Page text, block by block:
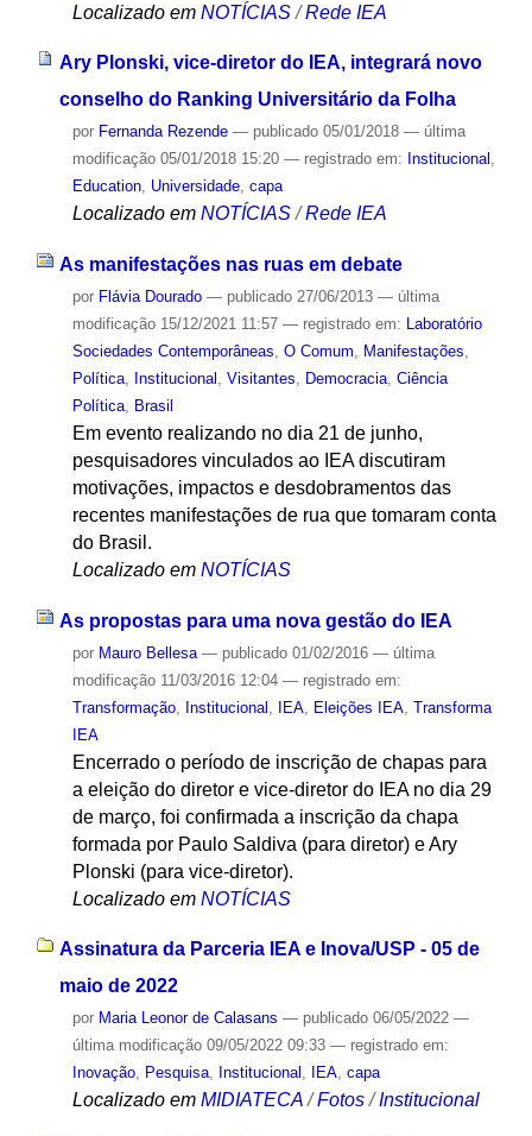
Localizado em NOTÍCIAS /Rede IEA
Ary Plonski, vice-diretor do IEA, integrará novo
conselho do Ranking Universitário da Folha
por Fernanda Rezende — publicado05/01/2018 — última
modificação05/01/2018 15:20 — registrado em: Institucional ,
Education, Universidade, capa
Localizado em NOTÍCIAS /Rede IEA
As manifestações nas ruas em debate
por Flávia Dourado — publicado27/06/2013 — última
modificação15/12/2021 11:57 — registrado em: Laboratório
Sociedades Contemporâneas, O Comum, Manifestações,
Política, Institucional , Visitantes, Democracia, Ciência
Política, Brasil
Em evento realizando no dia 21 de junho,
pesquisadores vinculados ao IEA discutiram
motivações, impactos e desdobramentos das
recentes manifestações de rua que tomaram conta
do Brasil.
Localizado em NOTÍCIAS
As propostas para uma nova gestão do IEA
por Mauro Bellesa — publicado01/02/2016 — última
modificação11/03/2016 12:04 — registrado em:
Transformação, Institucional IEA, Eleições IEA, Transforma
IEA
Encerrado o período de inscrição de chapas para
a eleição do diretor e vice-diretor do IEA no dia 29
de março, foi confirmada a inscrição da chapa
formada por Paulo Saldiva (para diretor) e Ary
Plonski (para vice-diretor).
Localizado em NOTÍCIAS
Assinatura da Parceria IEA e Inova/USP - 05 de
maio de 2022
por Maria Leonor de Calasans — publicado06/05/2022 —
última modificação09/05/2022 09:33 — registrado em:
Inovação, Pesquisa, Institucional , IEA, capa
Localizado em MIDIATECA /Fotos /Institucional